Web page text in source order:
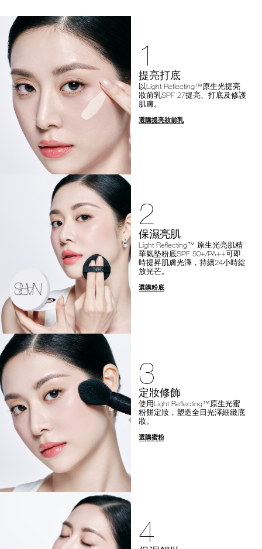
1
提亮打底
以Light Reflecting™原生光提亮
妝前乳SPF 27提亮、打底及修護
肌膚。
選購提亮妝前乳
2
保濕亮肌
Light Reflecting™ 原生光亮肌精
華氣墊粉底SPF 50+/PA++可即
時提昇肌膚光澤，持續24小時綻
放光芒。
選購粉底
3
定妝修飾
使用Light Reflecting™原生光蜜
粉餅定妝，塑造全日光澤細緻底
妝。
選購蜜粉
4